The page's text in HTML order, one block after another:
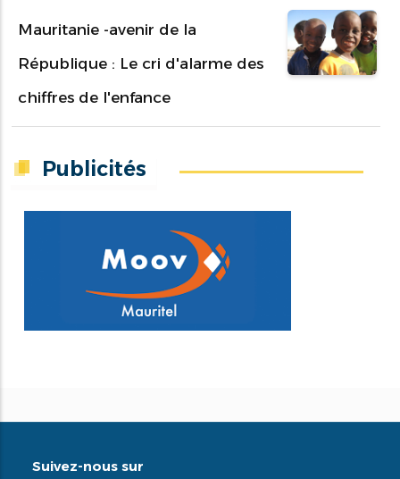
Mauritanie -avenir de la
République : Le cri d'alarme des
chiffres de l'enfance
Publicités
Suivez-nous sur